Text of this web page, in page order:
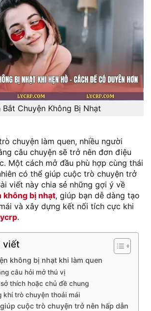
Bắt Chuyện Không Bị Nhạt
chuyện làm quen, nhiều người
câu chuyện sẽ trở nên đơn điệu
Một cách mở đầu phù hợp cùng thái
có thể giúp cuộc trò chuyện trở
viết này chia sẻ những gợi ý về
không bị nhạt, giúp bạn dễ dàng tạo
và xây dựng kết nối tích cực khi
.
viết
không bị nhạt khi làm quen
câu hỏi mở thú vị
thích hoặc chủ đề chung
khí trò chuyện thoải mái
cuộc trò chuyện trở nên hấp dẫn